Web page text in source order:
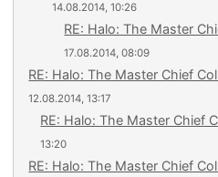
14.08.2014, 10:26
RE: Halo: The Master
17.08.2014, 08:09
RE: Halo: The Master Chief
12.08.2014, 13:17
RE: Halo: The Master Chief
13:20
RE: Halo: The Master Chief